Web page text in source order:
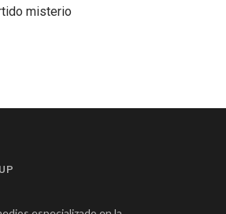
misterio